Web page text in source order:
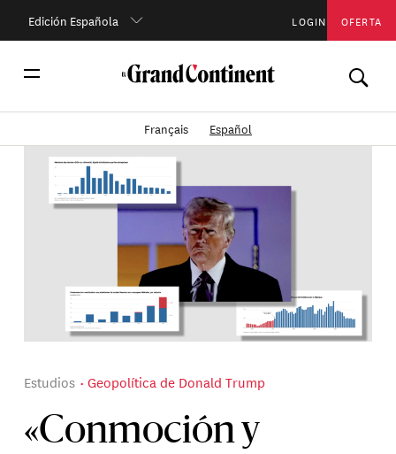
Edición Española LOGIN OFERTA
Français Español
«Conmoción y
Estudios Geopolítica de Donald Trump